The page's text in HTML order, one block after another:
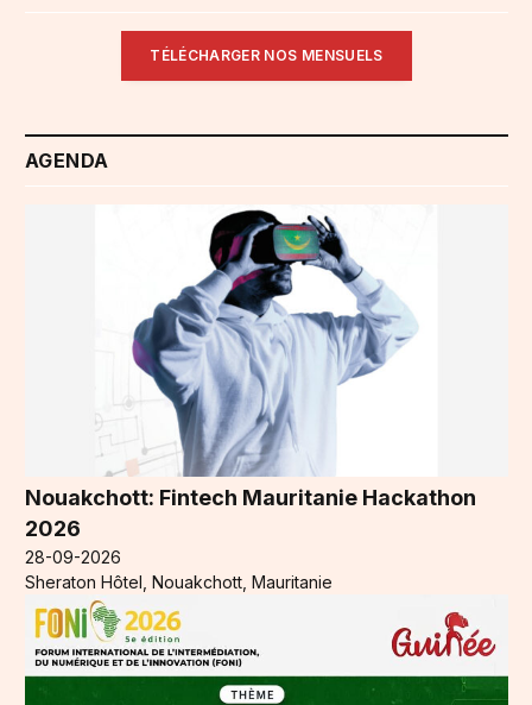
TÉLÉCHARGER NOS MENSUELS
AGENDA
Nouakchott: Fintech Mauritanie Hackathon
2026
28-09-2026
Sheraton Hôtel, Nouakchott, Mauritanie